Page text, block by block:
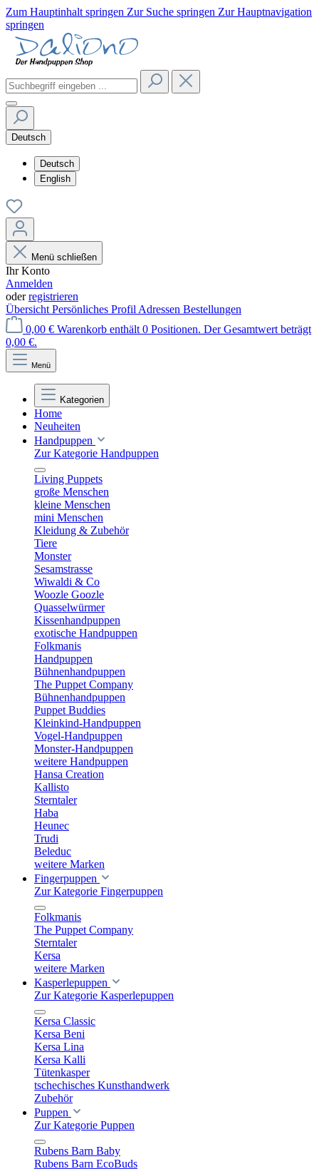
Zum Hauptinhalt springen Zur Suche springen Zur Hauptnavigation
springen
Deutsch
Deutsch
English
Menü schließen
Ihr Konto
Anmelden
oderregistrieren
Übersicht Persönliches Profil Adressen Bestellungen
0,00 € Warenkorb enthält 0 Positionen. Der Gesamtwert beträgt
0,00 €.
Menü
Kategorien
Home
Neuheiten
Handpuppen
Zur Kategorie Handpuppen
Living Puppets
große Menschen
kleine Menschen
mini Menschen
Kleidung & Zubehör
Tiere
Monster
Sesamstrasse
Wiwaldi & Co
Woozle Goozle
Quasselwürmer
Kissenhandpuppen
exotische Handpuppen
Folkmanis
Handpuppen
Bühnenhandpuppen
The Puppet Company
Bühnenhandpuppen
Puppet Buddies
Kleinkind-Handpuppen
Vogel-Handpuppen
Monster-Handpuppen
weitere Handpuppen
Hansa Creation
Kallisto
Sterntaler
Haba
Heunec
Trudi
Beleduc
weitere Marken
Fingerpuppen
Zur Kategorie Fingerpuppen
Folkmanis
The Puppet Company
Sterntaler
Kersa
weitere Marken
Kasperlepuppen
Zur Kategorie Kasperlepuppen
Kersa Classic
Kersa Beni
Kersa Lina
Kersa Kalli
Tütenkasper
tschechisches Kunsthandwerk
Zubehör
Puppen
Zur Kategorie Puppen
Rubens Barn Baby
Rubens Barn EcoBuds